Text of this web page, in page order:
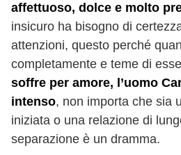
affettuoso, dolce e molto
insicuro ha bisogno di
attenzioni, questo perché
completamente e teme di
soffre per amore, l’uomo
intenso, non importa che sia
iniziata o una relazione di
separazione è un dramma.